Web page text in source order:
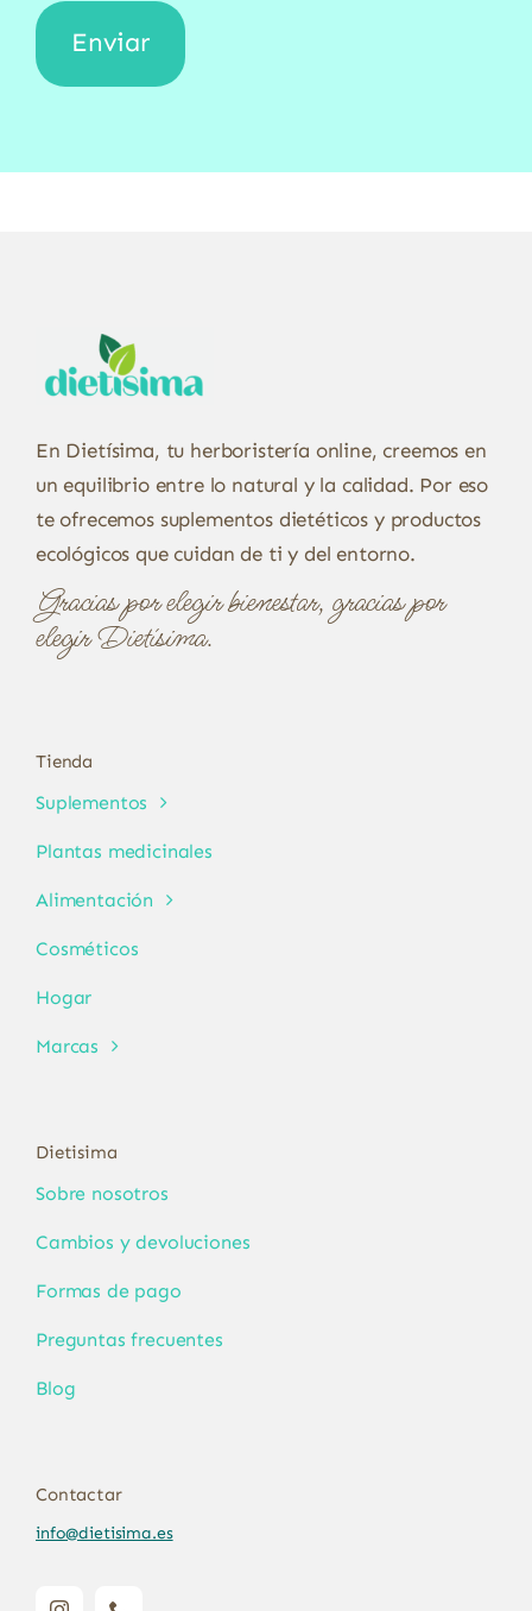
En Dietísima, tu herboristería online, creemos en
un equilibrio entre lo natural y la calidad. Por eso
te ofrecemos suplementos dietéticos y productos
ecológicos que cuidan de ti y del entorno.
Gracias por elegir bienestar, gracias por
elegir Dietísima.
Tienda
Suplementos
Plantas medicinales
Alimentación
Cosméticos
Hogar
Marcas
Dietisima
Sobre nosotros
Cambios y devoluciones
Formas de pago
Preguntas frecuentes
Blog
Contactar
info@dietisima.es